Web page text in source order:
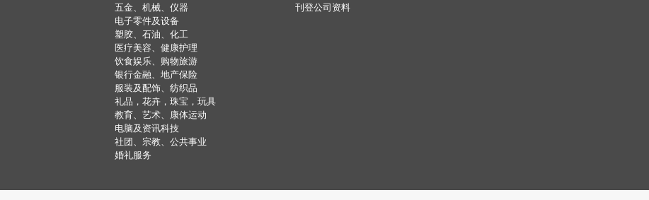
五金、机械、仪器
电子零件及设备
塑胶、石油、化工
医疗美容、健康护理
饮食娱乐、购物旅游
银行金融、地产保险
服装及配饰、纺织品
礼品，花卉，珠宝，玩具
教育、艺术、康体运动
电脑及资讯科技
社团、宗教、公共事业
婚礼服务
刊登公司资料